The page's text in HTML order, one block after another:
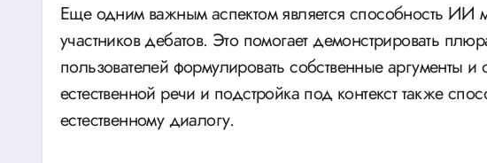
Еще одним важным аспектом является способность ИИ
участников дебатов. Это помогает демонстрировать
пользователей формулировать собственные аргументы и
естественной речи и подстройка под контекст также
естественному диалогу.